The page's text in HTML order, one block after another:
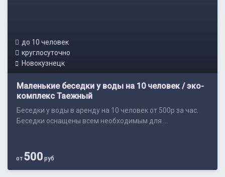
до 10 человек
круглосуточно
Новокузнецк
Маленькие беседки у воды на 10 человек / эко-
комплекс Таежный
Беседки у воды в аренду на 10 человек от 500р за час.
Беседки оснащены всем необходимым для ...
от500 руб